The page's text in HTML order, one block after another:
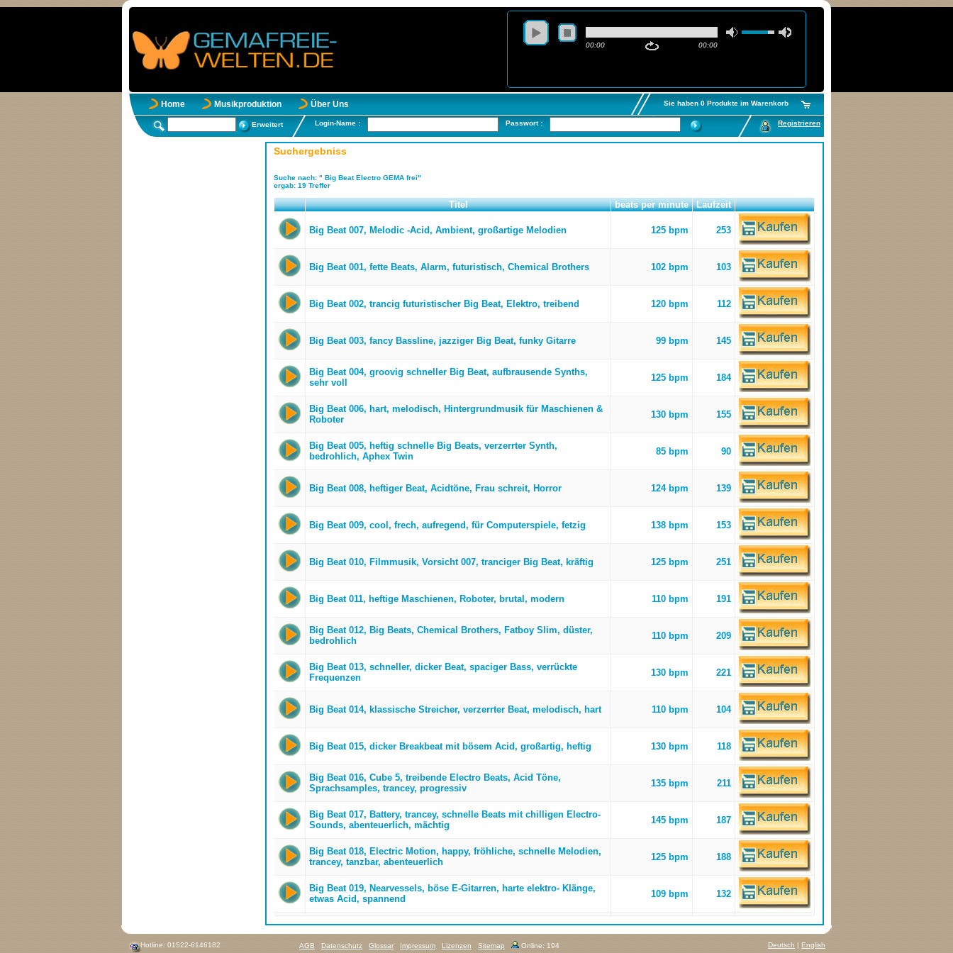
00:00 00:00
Home Musikproduktion Über Uns Sie haben 0 Produkte im Warenkorb
Erweitert Login-Name : Passwort : Registrieren
Suchergebniss
Suche nach: " Big Beat Electro GEMA frei"
ergab: 19 Treffer
Titel beats per minute Laufzeit
Big Beat 007, Melodic -Acid, Ambient, großartige Melodien 125 bpm 253
Big Beat 001, fette Beats, Alarm, futuristisch, Chemical Brothers 102 bpm 103
Big Beat 002, trancig futuristischer Big Beat, Elektro, treibend 120 bpm 112
Big Beat 003, fancy Bassline, jazziger Big Beat, funky Gitarre 99 bpm 145
Big Beat 004, groovig schneller Big Beat, aufbrausende Synths,
sehr voll
125 bpm 184
Big Beat 006, hart, melodisch, Hintergrundmusik für Maschienen &
Roboter
130 bpm 155
Big Beat 005, heftig schnelle Big Beats, verzerrter Synth,
bedrohlich, Aphex Twin
85 bpm 90
Big Beat 008, heftiger Beat, Acidtöne, Frau schreit, Horror 124 bpm 139
Big Beat 009, cool, frech, aufregend, für Computerspiele, fetzig 138 bpm 153
Big Beat 010, Filmmusik, Vorsicht 007, tranciger Big Beat, kräftig 125 bpm 251
Big Beat 011, heftige Maschienen, Roboter, brutal, modern 110 bpm 191
Big Beat 012, Big Beats, Chemical Brothers, Fatboy Slim, düster,
bedrohlich
110 bpm 209
Big Beat 013, schneller, dicker Beat, spaciger Bass, verrückte
Frequenzen
130 bpm 221
Big Beat 014, klassische Streicher, verzerrter Beat, melodisch, hart 110 bpm 104
Big Beat 015, dicker Breakbeat mit bösem Acid, großartig, heftig 130 bpm 118
Big Beat 016, Cube 5, treibende Electro Beats, Acid Töne,
Sprachsamples, trancey, progressiv
135 bpm 211
Big Beat 017, Battery, trancey, schnelle Beats mit chilligen Electro-
Sounds, abenteuerlich, mächtig
145 bpm 187
Big Beat 018, Electric Motion, happy, fröhliche, schnelle Melodien,
trancey, tanzbar, abenteuerlich
125 bpm 188
Big Beat 019, Nearvessels, böse E-Gitarren, harte elektro- Klänge,
etwas Acid, spannend
109 bpm 132
Hotline: 01522-6146182 Deutsch | English
AGB Datenschutz Glossar Impressum Lizenzen Sitemap Online: 194